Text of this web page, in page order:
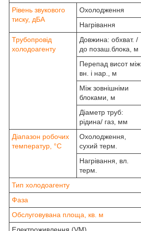
Рівень звукового
тиску, дБА
Охолодження
Нагрівання
Трубопровід
холодоагенту
Довжина: обхват. /
до позаш.блока, м
Перепад висот між
вн. і нар., м
Між зовнішніми
блоками, м
Діаметр труб:
рідина/ газ, мм
Діапазон робочих
температур, °C
Охолодження,
сухий терм.
Нагрівання, вл.
терм.
Тип холодоагенту
Фаза
Обслуговувана площа, кв. м